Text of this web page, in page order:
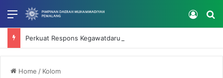
Menu Log In
Home / Kolom